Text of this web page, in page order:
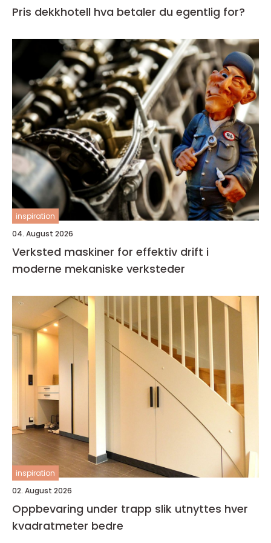
Pris dekkhotell hva betaler du egentlig for?
inspiration
04. August 2026
Verksted maskiner for effektiv drift i
moderne mekaniske verksteder
inspiration
02. August 2026
Oppbevaring under trapp slik utnyttes hver
kvadratmeter bedre